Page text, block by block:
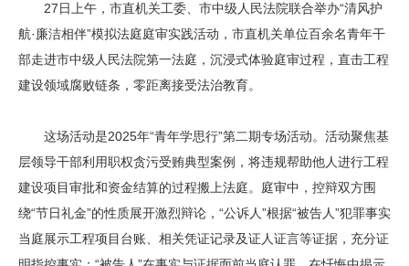
27日上午，市直机关工委、市中级人民法院联合举办“清风护
航·廉洁相伴”模拟法庭庭审实践活动，市直机关单位百余名青年干
部走进市中级人民法院第一法庭，沉浸式体验庭审过程，直击工程
建设领域腐败链条，零距离接受法治教育。
这场活动是2025年“青年学思行”第二期专场活动。活动聚焦基
层领导干部利用职权贪污受贿典型案例，将违规帮助他人进行工程
建设项目审批和资金结算的过程搬上法庭。庭审中，控辩双方围
绕“节日礼金”的性质展开激烈辩论，“公诉人”根据“被告人”犯罪事实
当庭展示工程项目台账、相关凭证记录及证人证言等证据，充分证